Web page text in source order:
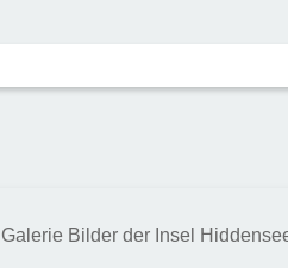
Galerie Bilder der Insel